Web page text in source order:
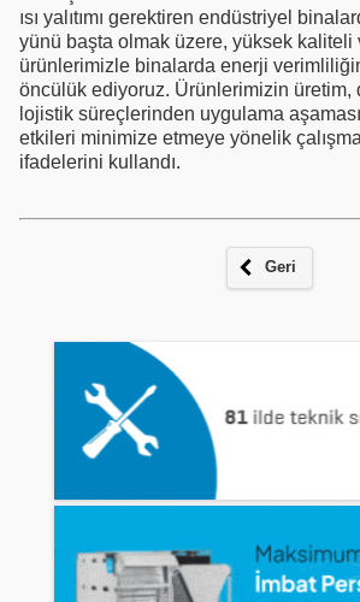
ısı yalıtımı gerektiren endüstriyel
yünü başta olmak üzere, yüksek kaliteli
ürünlerimizle binalarda enerji
öncülük ediyoruz. Ürünlerimizin üretim,
lojistik süreçlerinden uygulama
etkileri minimize etmeye yönelik
ifadelerini kullandı.
Geri